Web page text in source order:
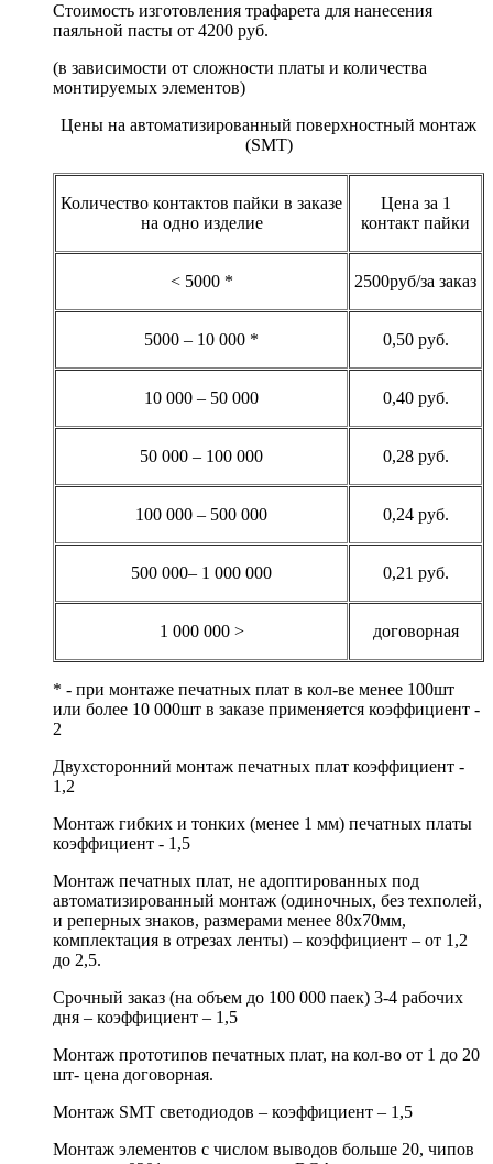
Стоимость изготовления трафарета для нанесения
паяльной пасты от 4200 руб.
(в зависимости от сложности платы и количества
монтируемых элементов)
Цены на автоматизированный поверхностный монтаж
(SMT)
Количество контактов пайки в заказе
на одно изделие
Цена за 1
контакт пайки
< 5000 * 2500руб/за заказ
5000 – 10 000 * 0,50 руб.
10 000 – 50 000 0,40 руб.
50 000 – 100 000 0,28 руб.
100 000 – 500 000 0,24 руб.
500 000– 1 000 000 0,21 руб.
1 000 000 > договорная
* - при монтаже печатных плат в кол-ве менее 100шт
или более 10 000шт в заказе применяется коэффициент -
2
Двухсторонний монтаж печатных плат коэффициент -
1,2
Монтаж гибких и тонких (менее 1 мм) печатных платы
коэффициент - 1,5
Монтаж печатных плат, не адоптированных под
автоматизированный монтаж (одиночных, без техполей,
и реперных знаков, размерами менее 80х70мм,
комплектация в отрезах ленты) – коэффициент – от 1,2
до 2,5.
Срочный заказ (на объем до 100 000 паек) 3-4 рабочих
дня – коэффициент – 1,5
Монтаж прототипов печатных плат, на кол-во от 1 до 20
шт- цена договорная.
Монтаж SMT светодиодов – коэффициент – 1,5
Монтаж элементов с числом выводов больше 20, чипов